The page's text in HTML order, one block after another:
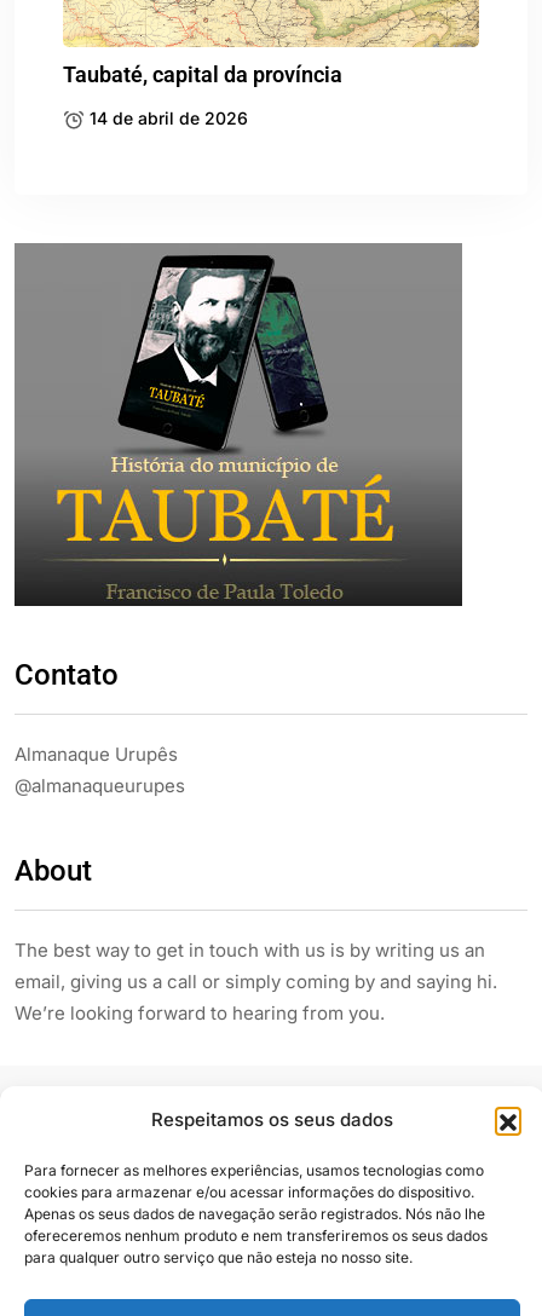
Respeitamos os seus dados
Para fornecer as melhores experiências, usamos tecnologias como
cookies para armazenar e/ou acessar informações do dispositivo.
Apenas os seus dados de navegação serão registrados. Nós não lhe
ofereceremos nenhum produto e nem transferiremos os seus dados
para qualquer outro serviço que não esteja no nosso site.
Taubaté, capital da província
14 de abril de 2026
Contato
Almanaque Urupês
@almanaqueurupes
About
The best way to get in touch with us is by writing us an
email, giving us a call or simply coming by and saying hi.
We’re looking forward to hearing from you.
Siga e compartilhe